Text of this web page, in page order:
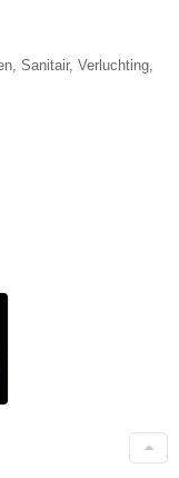
Sanitair, Verluchting,